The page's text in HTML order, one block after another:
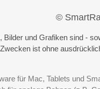
©
Bilder und Grafiken sind -
ist ohne
für Mac, Tablets und